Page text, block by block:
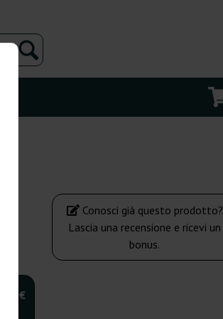
€
Conosci già questo prodotto?
Lascia una recensione e ricevi un
bonus.